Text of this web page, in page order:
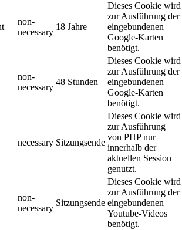
non-
necessary
18 Jahre
Dieses Cookie wird
zur Ausführung der
eingebundenen
Google-Karten
benötigt.
non-
necessary
48 Stunden
Dieses Cookie wird
zur Ausführung der
eingebundenen
Google-Karten
benötigt.
necessary Sitzungsende
Dieses Cookie wird
zur Ausführung
von PHP nur
innerhalb der
aktuellen Session
genutzt.
non-
necessary
Sitzungsende
Dieses Cookie wird
zur Ausführung der
eingebundenen
Youtube-Videos
benötigt.